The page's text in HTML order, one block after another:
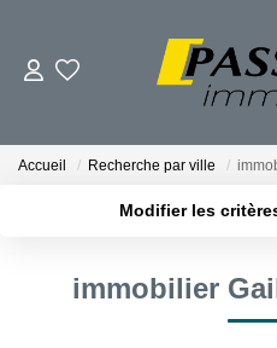
À La
À La
Accueil Recherche par ville
Modifier les
Type de bien
immobilier